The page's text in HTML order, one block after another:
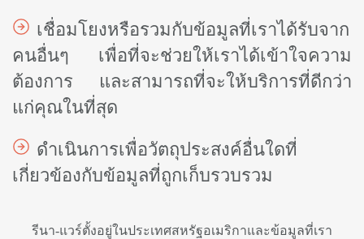
เชื่อมโยงหรือรวมกับข้อมูลที่เราได้รับจาก
คนอื่นๆ เพื่อที่จะช่วยให้เราได้เข้าใจความ
ต้องการ และสามารถที่จะให้บริการที่ดีกว่า
แก่คุณในที่สุด
ดำเนินการเพื่อวัตถุประสงค์อื่นใดที่
เกี่ยวข้องกับข้อมูลที่ถูกเก็บรวบรวม
รีนา-แวร์ตั้งอยู่ในประเทศสหรัฐอเมริกาและข้อมูลที่เรา